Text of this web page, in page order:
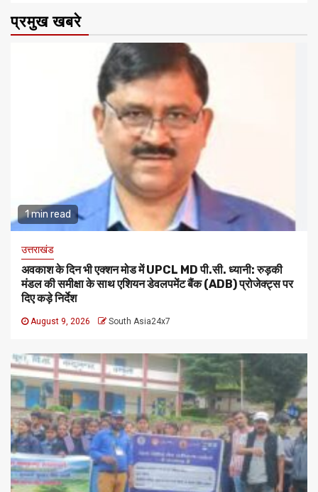
प्रमुख खबरे
1 min read
उत्तराखंड
अवकाश के दिन भी एक्शन मोड में UPCL MD पी.सी. ध्यानी: रुड़की
मंडल की समीक्षा के साथ एशियन डेवलपमेंट बैंक (ADB) प्रोजेक्ट्स पर
दिए कड़े निर्देश
August 9, 2026 South Asia24x7